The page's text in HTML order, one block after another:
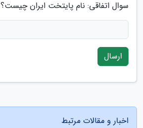
سوال اتفاقی: نام پایتخت ایران چیست؟
ارسال
اخبار و مقالات مرتبط